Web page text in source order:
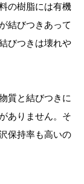
の樹脂には有機
結びつきあって
びつきは壊れや
質と結びつきに
ありません。そ
保持率も高いの